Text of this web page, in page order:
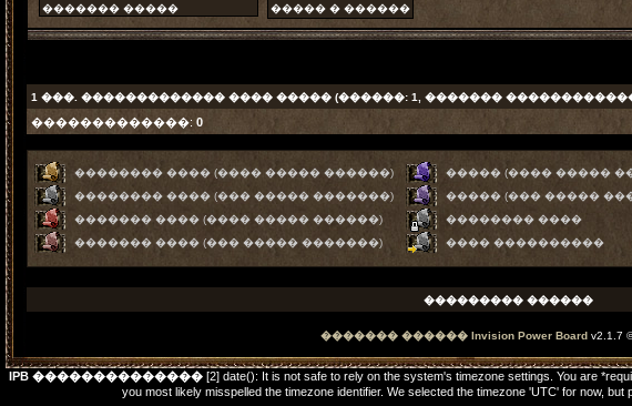
1 ���. ������������� ���� ����� (������: 1, �������
�������������: 0
�������� ���� (���� ����� ������)
�������� ���� (��� ����� �������)
������� ���� (���� ����� ������)
������� ���� (��� ����� �������)
����� (���� �����
����� (��� �����
�������� ����
���� ����������
��������� ������
������� ������ Invision Power Boardv2.1.7
IPB �������������� [2] date(): It is not safe to rely on the system's timezone settings. You are
you most likely misspelled the timezone identifier. We selected the timezone 'UTC' for